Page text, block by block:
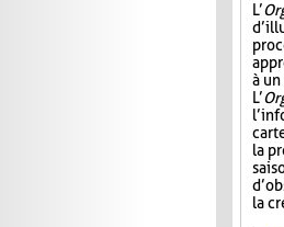
L’
à
L’
la
la